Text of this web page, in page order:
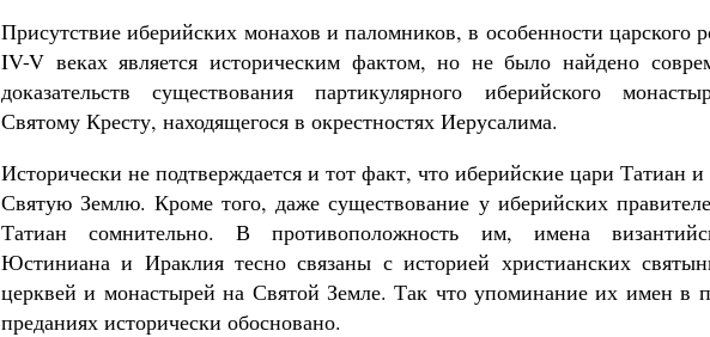
Присутствие иберийских монахов и паломников, в особенности царского
IV-V веках является историческим фактом, но не было найдено
доказательств существования партикулярного иберийского
Святому Кресту, находящегося в окрестностях Иерусалима.
Исторически не подтверждается и тот факт, что иберийские цари Татиан
Святую Землю. Кроме того, даже существование у иберийских
Татиан сомнительно. В противоположность им, имена
Юстиниана и Ираклия тесно связаны с историей христианских
церквей и монастырей на Святой Земле. Так что упоминание их имен в
преданиях исторически обосновано.